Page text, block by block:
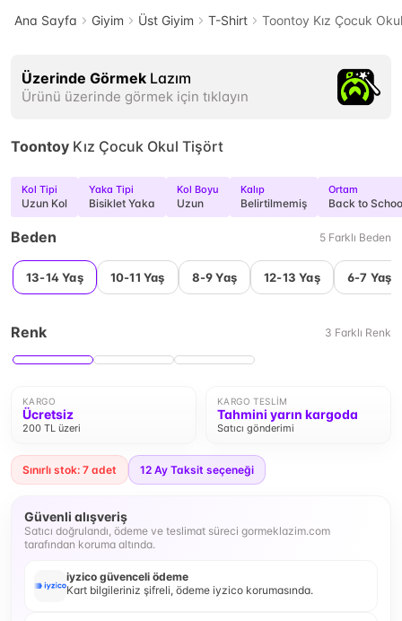
Ana Sayfa Giyim Üst Giyim T-Shirt Toontoy Kız Çocuk
Üzerinde Görmek Lazım
Ürünü üzerinde görmek için tıklayın
Toontoy Kız Çocuk Okul Tişört
Kol Tipi
Uzun Kol
Yaka Tipi
Bisiklet Yaka
Kol Boyu
Uzun
Kalıp
Belirtilmemiş
Ortam
Back to
Beden 5 Farklı Beden
13-14 Yaş 10-11 Yaş 8-9 Yaş 12-13 Yaş 6-7 Yaş
Renk 3 Farklı Renk
KARGO
Ücretsiz
200 TL üzeri
KARGO TESLIM
Tahmini yarın kargoda
Satıcı gönderimi
Sınırlı stok: 7 adet 12 Ay Taksit seçeneği
Güvenli alışveriş
Satıcı doğrulandı, ödeme ve teslimat süreci gormeklazim.com
tarafından koruma altında.
iyzico güvenceli ödeme
Kart bilgileriniz şifreli, ödeme iyzico korumasında.